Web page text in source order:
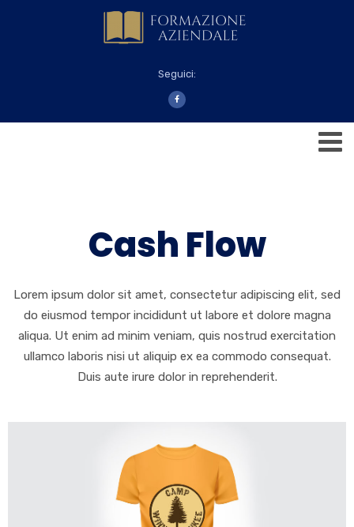
Seguici:
Cash Flow
Lorem ipsum dolor sit amet, consectetur adipiscing elit, sed
do eiusmod tempor incididunt ut labore et dolore magna
aliqua. Ut enim ad minim veniam, quis nostrud exercitation
ullamco laboris nisi ut aliquip ex ea commodo consequat.
Duis aute irure dolor in reprehenderit.